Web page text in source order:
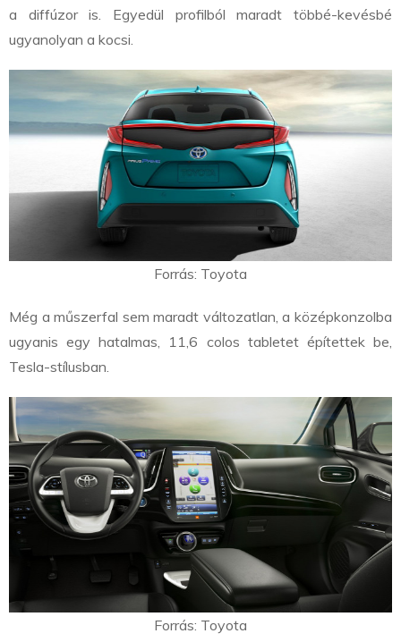
a diffúzor is. Egyedül profilból maradt többé-kevésbé
ugyanolyan a kocsi.
Forrás: Toyota
Még a műszerfal sem maradt változatlan, a középkonzolba
ugyanis egy hatalmas, 11,6 colos tabletet építettek be,
Tesla-stílusban.
Forrás: Toyota